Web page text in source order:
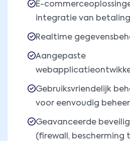
E-
integratie van
Realtime
Aangepaste
Gebruiksvriendelijk
voor eenvoudig beheer
Geavanceerde
(firewall, bescherming